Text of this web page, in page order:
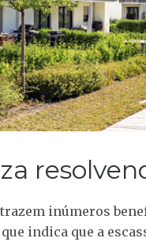
inúmeros
indica que a